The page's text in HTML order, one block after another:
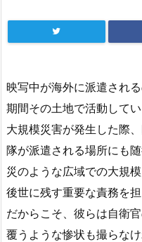
映写中が海外に派遣され
期間その土地で活動して
大規模災害が発生した際
隊が派遣される場所にも
災のような広域での大規
後世に残す重要な責務を担
だからこそ、彼らは自衛
覆うような惨状も撮らな